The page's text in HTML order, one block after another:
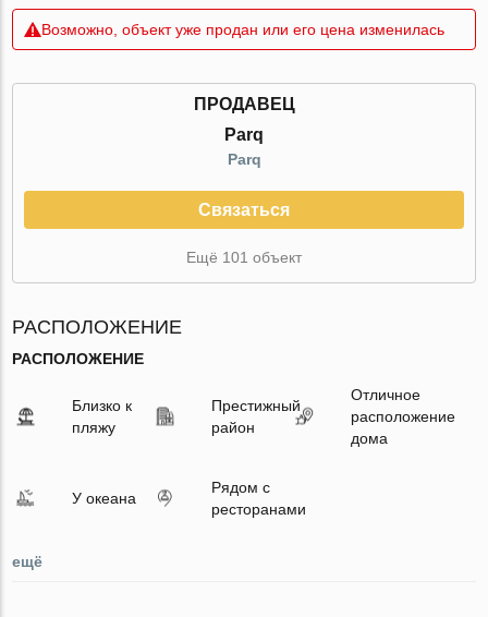
Возможно, объект уже продан или его цена изменилась
ПРОДАВЕЦ
Parq
Parq
Связаться
Ещё 101 объект
РАСПОЛОЖЕНИЕ
РАСПОЛОЖЕНИЕ
Близко к
пляжу
Престижный
район
Отличное
расположение
дома
У океана
Рядом с
ресторанами
ещё